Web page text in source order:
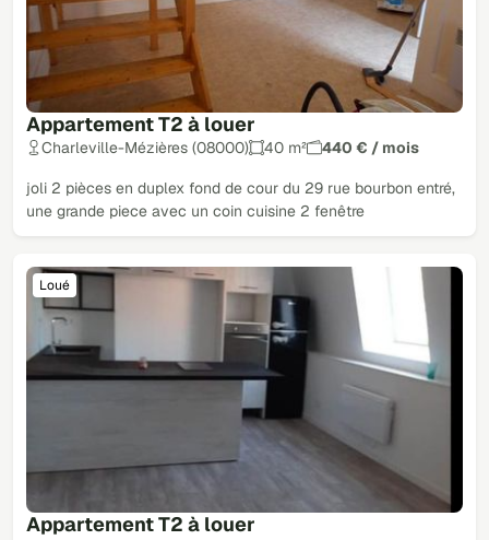
Appartement T2 à louer
Charleville-Mézières (08000) 40 m² 440 € / mois
joli 2 pièces en duplex fond de cour du 29 rue bourbon entré,
une grande piece avec un coin cuisine 2 fenêtre
Appartement T2 à louer
Loué